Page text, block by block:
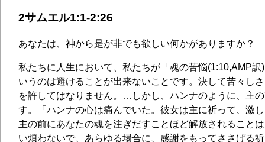
2サムエル1:1-2:26
あなたは、神から是が非でも欲しい何かがありますか？
私たちに人生において、私たちが「魂の苦悩(1:10,AMP
いうのは避けることが出来ないことです。決して苦々し
を許してはなりません。…しかし、ハンナのように、主
す。「ハンナの心は痛んでいた。彼女は主に祈って、激
主の前にあなたの魂を注ぎだすことほど解放されること
い煩わないで、あらゆる場合に、感謝をもってささげる